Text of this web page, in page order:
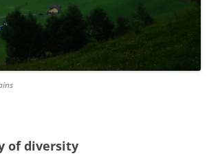
of diversity